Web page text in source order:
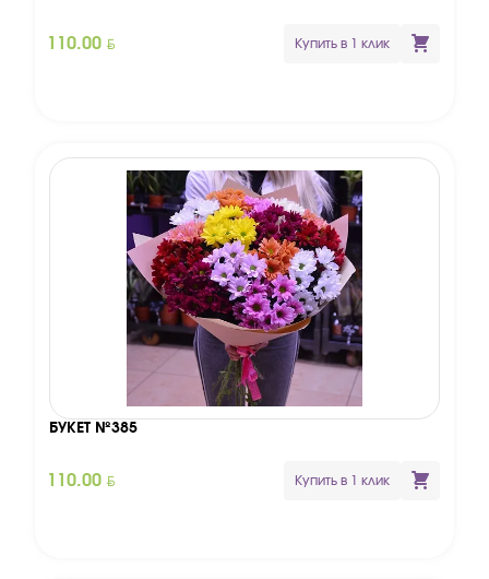
110.00 BYN Купить в 1 клик
БУКЕТ №385
110.00 BYN Купить в 1 клик